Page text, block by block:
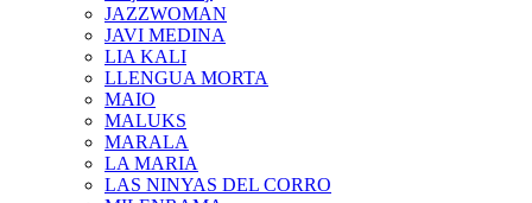
JAZZWOMAN
JAVI MEDINA
LIA KALI
LLENGUA MORTA
MAIO
MALUKS
MARALA
LA MARIA
LAS NINYAS DEL CORRO